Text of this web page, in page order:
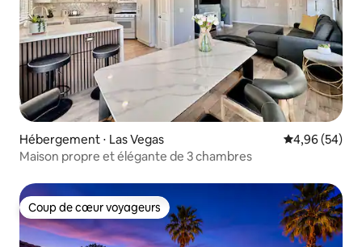
Hébergement ⋅ Las Vegas Évaluation
4,96 (54)
Maison propre et élégante de 3 chambres
Coup de cœur voyageurs
Coup de cœur voyageurs